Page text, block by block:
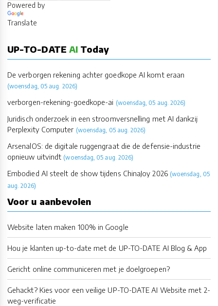
Powered by
Translate
UP-TO-DATE AI Today
De verborgen rekening achter goedkope AI komt eraan
(woensdag, 05 aug. 2026)
verborgen-rekening-goedkope-ai (woensdag, 05 aug. 2026)
Juridisch onderzoek in een stroomversnelling met AI dankzij
Perplexity Computer (woensdag, 05 aug. 2026)
ArsenalOS: de digitale ruggengraat die de defensie-industrie
opnieuw uitvindt (woensdag, 05 aug. 2026)
Embodied AI steelt de show tijdens ChinaJoy 2026 (woensdag, 05
aug. 2026)
Voor u aanbevolen
Website laten maken 100% in Google
Hou je klanten up-to-date met de UP-TO-DATE AI Blog & App
Gericht online communiceren met je doelgroepen?
Gehackt? Kies voor een veilige UP-TO-DATE AI Website met 2-
weg-verificatie